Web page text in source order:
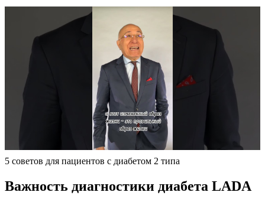
5 советов для пациентов с диабетом 2 типа
Важность диагностики диабета LADA